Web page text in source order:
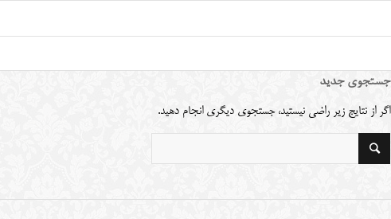
جستجوی جدید
اگر از نتایج زیر راضی نیستید، جستجوی دیگری انجام دهید.